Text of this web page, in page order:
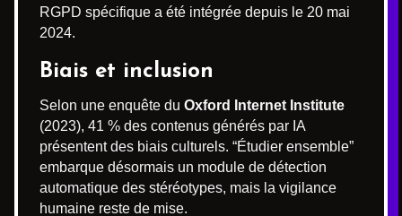
RGPD spécifique a été intégrée depuis le 20 mai
2024.
Biais et inclusion
Selon une enquête du Oxford Internet Institute
(2023), 41 % des contenus générés par IA
présentent des biais culturels. “Étudier ensemble”
embarque désormais un module de détection
automatique des stéréotypes, mais la vigilance
humaine reste de mise.